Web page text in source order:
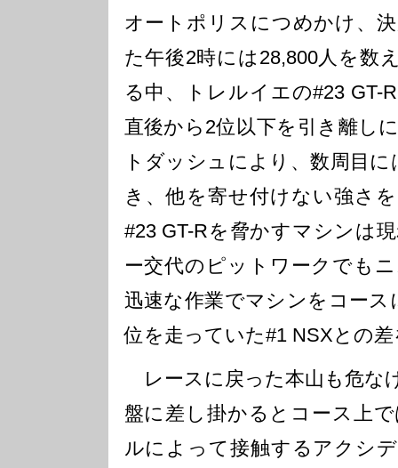
オートポリスにつめかけ、
た午後2時には28,800人を数
る中、トレルイエの#23 GT-
直後から2位以下を引き離し
トダッシュにより、数周目
き、他を寄せ付けない強さ
#23 GT-Rを脅かすマシンは
ー交代のピットワークでも
迅速な作業でマシンをコー
位を走っていた#1 NSXとの
レースに戻った本山も危な
盤に差し掛かるとコース上
ルによって接触するアクシ